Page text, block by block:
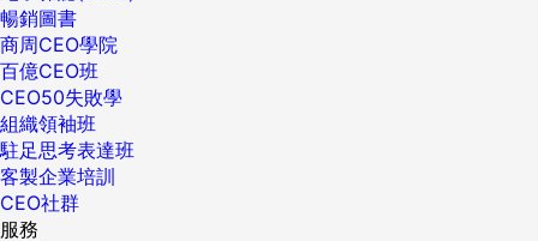
暢銷圖書
商周CEO學院
百億CEO班
CEO50失敗學
組織領袖班
駐足思考表達班
客製企業培訓
CEO社群
服務